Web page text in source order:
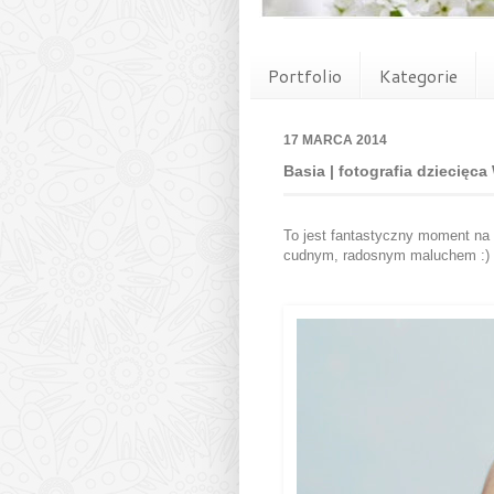
Portfolio Kategorie
17 MARCA 2014
Basia | fotografia dziecięca
To jest fantastyczny moment
cudnym, radosnym maluchem :)